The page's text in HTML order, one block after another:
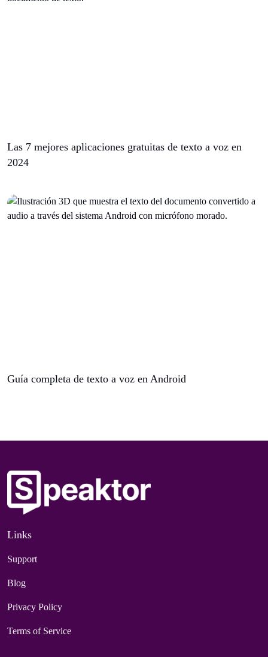
Las 7 mejores aplicaciones gratuitas de texto a voz en
2024
Guía completa de texto a voz en Android
Links
Support
Blog
Privacy Policy
Terms of Service